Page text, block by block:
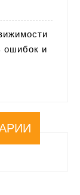
ошибок и